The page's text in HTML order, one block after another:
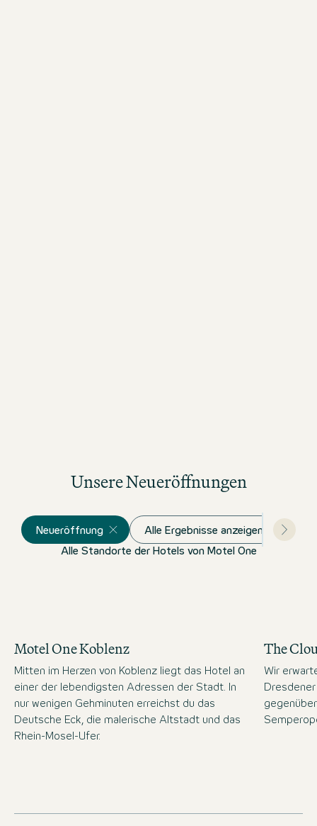
Unsere Neueröffnungen
Neueröffnung Alle Ergebnisse anzeigen
Alle Standorte der Hotels von Motel One
Motel One Koblenz
Mitten im Herzen von Koblenz liegt das Hotel an
einer der lebendigsten Adressen der Stadt. In
nur wenigen Gehminuten erreichst du das
Deutsche Eck, die malerische Altstadt und das
Rhein-Mosel-Ufer.
The
Wir